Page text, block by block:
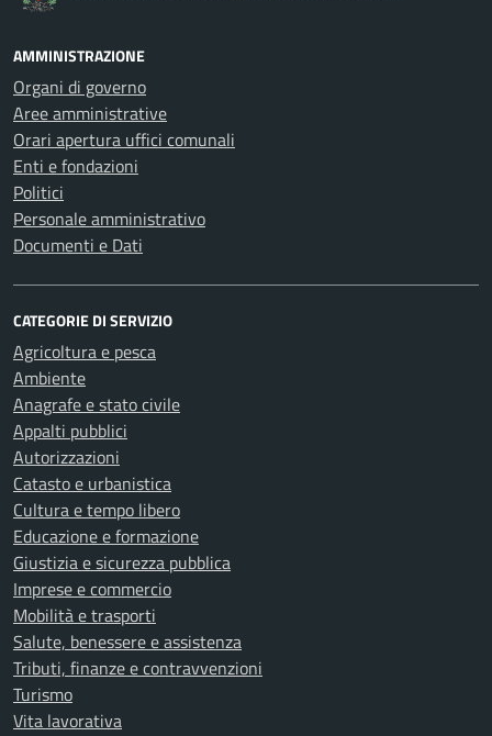
AMMINISTRAZIONE
Organi di governo
Aree amministrative
Orari apertura uffici comunali
Enti e fondazioni
Politici
Personale amministrativo
Documenti e Dati
CATEGORIE DI SERVIZIO
Agricoltura e pesca
Ambiente
Anagrafe e stato civile
Appalti pubblici
Autorizzazioni
Catasto e urbanistica
Cultura e tempo libero
Educazione e formazione
Giustizia e sicurezza pubblica
Imprese e commercio
Mobilità e trasporti
Salute, benessere e assistenza
Tributi, finanze e contravvenzioni
Turismo
Vita lavorativa